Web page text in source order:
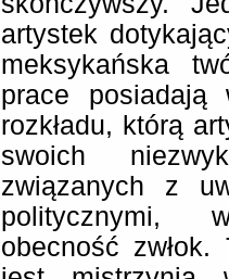
artystek
meksykańska
prace posiadają
rozkładu, którą
swoich
związanych z
politycznymi,
obecność